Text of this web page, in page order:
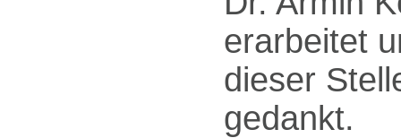
erarbeitet
dieser
gedankt.